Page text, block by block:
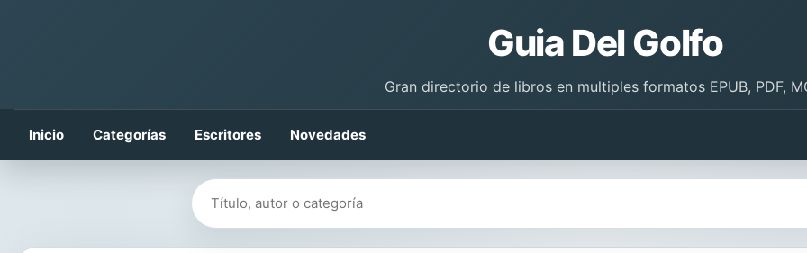
Guia Del Golfo
Gran directorio de libros en multiples formatos EPUB, PDF,
Inicio Categorías Escritores Novedades
Buscar libros